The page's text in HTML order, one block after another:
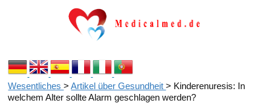
Wesentliches>Artikel über Gesundheit> Kinderenuresis: In
welchem Alter sollte Alarm geschlagen werden?